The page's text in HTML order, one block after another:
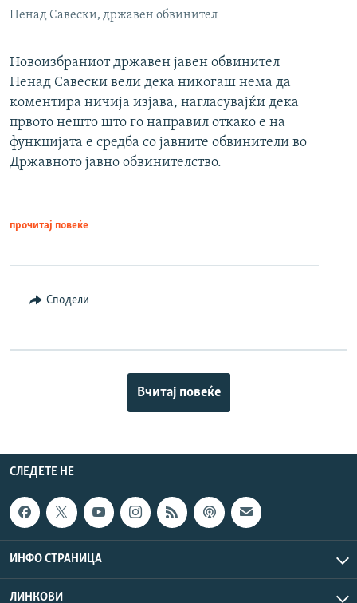
Ненад Савески, државен обвинител
Новоизбраниот државен јавен обвинител
Ненад Савески вели дека никогаш нема да
коментира ничија изјава, нагласувајќи дека
првото нешто што го направил откако е на
функцијата е средба со јавните обвинители во
Државното јавно обвинителство.
прочитај повеќе
Сподели
Вчитај повеќе
СЛЕДЕТЕ НЕ
ИНФО СТРАНИЦА
ЛИНКОВИ